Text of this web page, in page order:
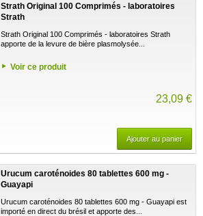
Strath Original 100 Comprimés - laboratoires
Strath
Strath Original 100 Comprimés - laboratoires Strath
apporte de la levure de bière plasmolysée...
Voir ce produit
23,09 €
Ajouter au panier
Urucum caroténoides 80 tablettes 600 mg -
Guayapi
Urucum caroténoides 80 tablettes 600 mg - Guayapi est
importé en direct du brésil et apporte des...